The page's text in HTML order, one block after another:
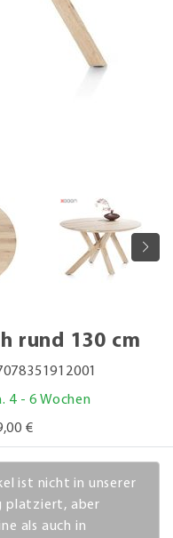
rund 130 cm
4 - 6 Wochen
€
ist nicht in unserer
platziert, aber
als auch in